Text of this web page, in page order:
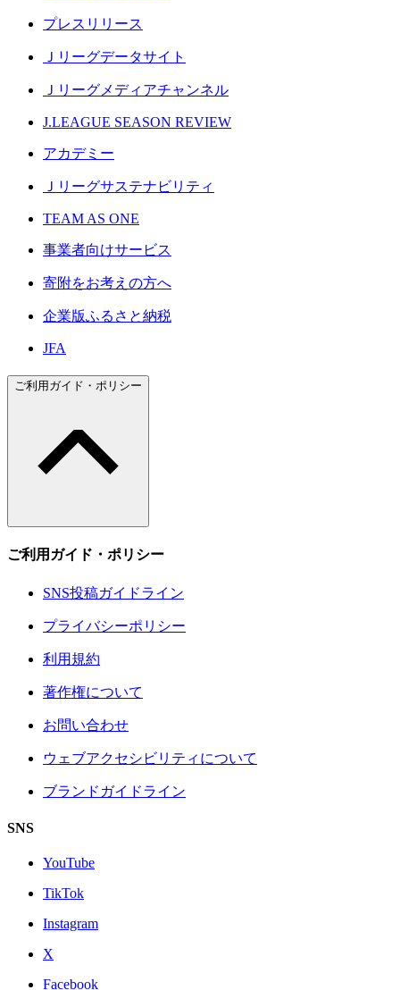
プレスリリース
Ｊリーグデータサイト
Ｊリーグメディアチャンネル
J.LEAGUE SEASON REVIEW
アカデミー
Ｊリーグサステナビリティ
TEAM AS ONE
事業者向けサービス
寄附をお考えの方へ
企業版ふるさと納税
JFA
ご利用ガイド・ポリシー
ご利用ガイド・ポリシー
SNS投稿ガイドライン
プライバシーポリシー
利用規約
著作権について
お問い合わせ
ウェブアクセシビリティについて
ブランドガイドライン
SNS
YouTube
TikTok
Instagram
X
Facebook